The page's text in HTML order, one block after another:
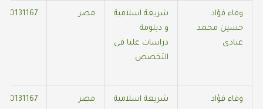
وفاء فؤاد
حسين محمد
عبادى
شريعة اسلامية
و دبلومة
دراسات عليا فى
التخصص
مصر
وفاء فؤاد
شريعة اسلامية
مصر